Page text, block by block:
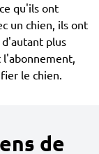
qu'ils ont
un chien, ils ont
plus
l'abonnement,
le chien.
de